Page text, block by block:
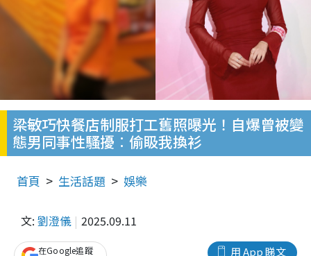
梁敏巧快餐店制服打工舊照曝光！自爆曾被變
態男同事性騷擾︰偷𥄫我換衫
首頁 生活話題 娛樂
文: 劉澄儀 2025.09.11
用 App 睇文
在Google追蹤